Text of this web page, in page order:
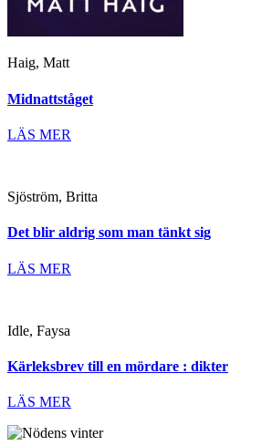
Haig, Matt
Midnattståget
LÄS MER
Sjöström, Britta
Det blir aldrig som man tänkt sig
LÄS MER
Idle, Faysa
Kärleksbrev till en mördare : dikter
LÄS MER